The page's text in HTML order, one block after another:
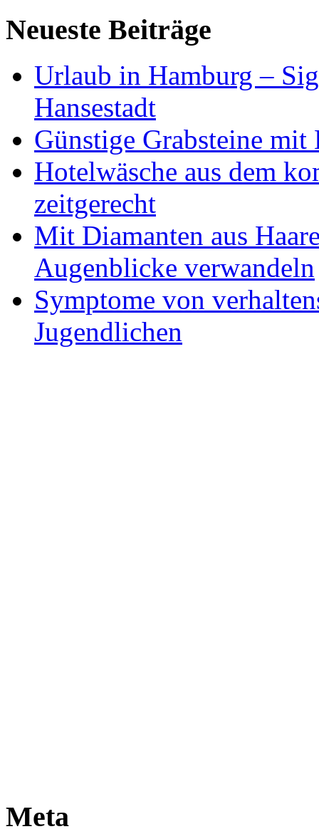
Neueste Beiträge
Urlaub in Hamburg –
Hansestadt
Günstige Grabsteine mit
Hotelwäsche aus dem
zeitgerecht
Mit Diamanten aus
Augenblicke verwandeln
Symptome von
Jugendlichen
Meta